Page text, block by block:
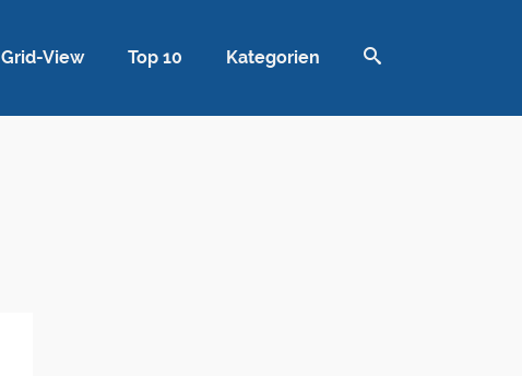
Grid-View Top 10 Kategorien